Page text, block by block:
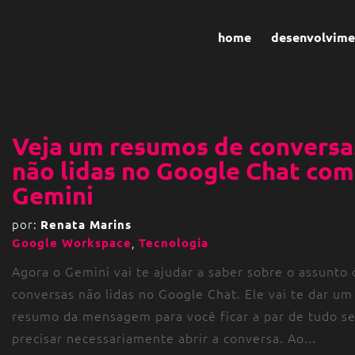
home
Veja um resumos de
não lidas no Google Chat
Gemini
por: Renata Marins
Google Workspace ,Tecnologia
Agora o Gemini vai te ajudar a saber sobre o assunto
conversas não lidas no Google Chat. Ele vai te dar um
resumo da mensagem para você ficar a par de tudo
precisar necessariamente abrir a conversa. Ao...